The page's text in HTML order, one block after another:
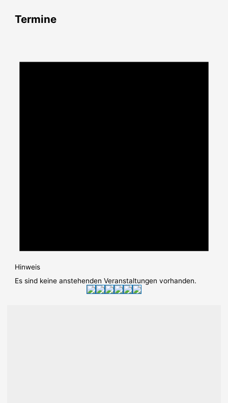
Termine
Hinweis
Es sind keine anstehenden Veranstaltungen vorhanden.